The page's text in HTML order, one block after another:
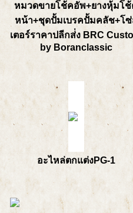
หมวดขายโช้คอัพ+ยางหุ้มโ
หน้า+ชุดปั้มเบรคปั้มคลัช+โ
เตอร์ราคาปลีกส่่ง BRC
by Boranclassic
อะไหล่ตกแต่งPG-1